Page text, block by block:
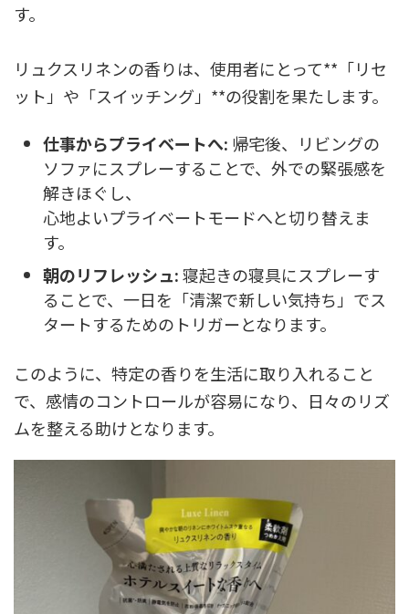
す。
リュクスリネンの香りは、使用者にとって**「リセ
ット」や「スイッチング」**の役割を果たします。
仕事からプライベートへ: 帰宅後、リビングの
ソファにスプレーすることで、外での緊張感を
解きほぐし、
心地よいプライベートモードへと切り替えま
す。
朝のリフレッシュ:寝起きの寝具にスプレーす
ることで、一日を「清潔で新しい気持ち」でス
タートするためのトリガーとなります。
このように、特定の香りを生活に取り入れること
で、感情のコントロールが容易になり、日々のリズ
ムを整える助けとなります。